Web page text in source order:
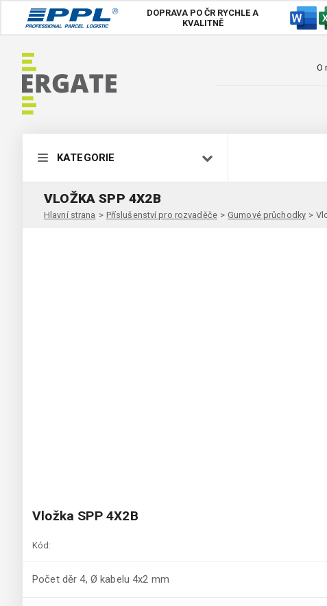
DOPRAVA PO ČR RYCHLE A
KVALITNĚ
O
KATEGORIE
VLOŽKA SPP 4X2B
Hlavní strana > Příslušenství pro rozvaděče > Gumové průchodky >
Vložka SPP 4X2B
Kód:
Počet děr 4, Ø kabelu 4x2 mm